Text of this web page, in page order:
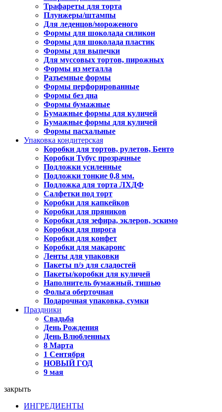
Трафареты для торта
Плунжеры/штампы
Для леденцов/мороженого
Формы для шоколада силикон
Формы для шоколада пластик
Формы для выпечки
Для муссовых тортов, пирожных
Формы из металла
Разъемные формы
Формы перфорированные
Формы без дна
Формы бумажные
Бумажные формы для куличей
Бумажные формы для куличей
Формы пасхальные
Упаковка кондитерская
Коробки для тортов, рулетов, Бенто
Коробки Тубус прозрачные
Подложки усиленные
Подложки тонкие 0,8 мм.
Подложка для торта ЛХДФ
Салфетки под торт
Коробки для капкейков
Коробки для пряников
Коробки для зефира, эклеров, эскимо
Коробки для пирога
Коробки для конфет
Коробки для макаронс
Ленты для упаковки
Пакеты п/э для сладостей
Пакеты/коробки для куличей
Наполнитель бумажный, тишью
Фольга оберточная
Подарочная упаковка, сумки
Праздники
Свадьба
День Рождения
День Влюбленных
8 Марта
1 Сентября
НОВЫЙ ГОД
9 мая
закрыть
ИНГРЕДИЕНТЫ